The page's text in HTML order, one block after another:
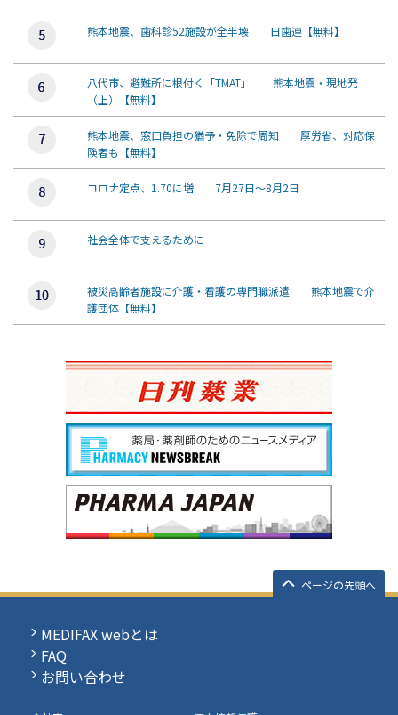
熊本地震、歯科診52施設が全半壊 日歯連【無料】
八代市、避難所に根付く「TMAT」 熊本地震・現地発
（上）【無料】
熊本地震、窓口負担の猶予・免除で周知 厚労省、対応保
険者も【無料】
コロナ定点、1.70に増 7月27日～8月2日
社会全体で支えるために
被災高齢者施設に介護・看護の専門職派遣 熊本地震で介
護団体【無料】
ページの先頭へ
MEDIFAX webとは
FAQ
お問い合わせ